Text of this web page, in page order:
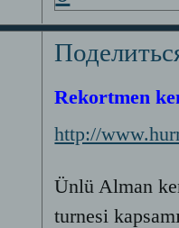
Rekortmen
http://
Ünlü Alman
turnesi